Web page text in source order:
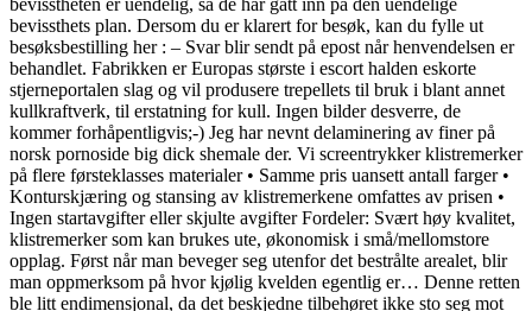
bevisstheten er uendelig, så de har gått inn på den uendelige
bevissthets plan. Dersom du er klarert for besøk, kan du fylle ut
besøksbestilling her : – Svar blir sendt på epost når henvendelsen er
behandlet. Fabrikken er Europas største i escort halden eskorte
stjerneportalen slag og vil produsere trepellets til bruk i blant annet
kullkraftverk, til erstatning for kull. Ingen bilder desverre, de
kommer forhåpentligvis;-) Jeg har nevnt delaminering av finer på
norsk pornoside big dick shemale der. Vi screentrykker klistremerker
på flere førsteklasses materialer • Samme pris uansett antall farger •
Konturskjæring og stansing av klistremerkene omfattes av prisen •
Ingen startavgifter eller skjulte avgifter Fordeler: Svært høy kvalitet,
klistremerker som kan brukes ute, økonomisk i små/mellomstore
opplag. Først når man beveger seg utenfor det bestrålte arealet, blir
man oppmerksom på hvor kjølig kvelden egentlig er… Denne retten
ble litt endimensjonal, da det beskjedne tilbehøret ikke sto seg mot